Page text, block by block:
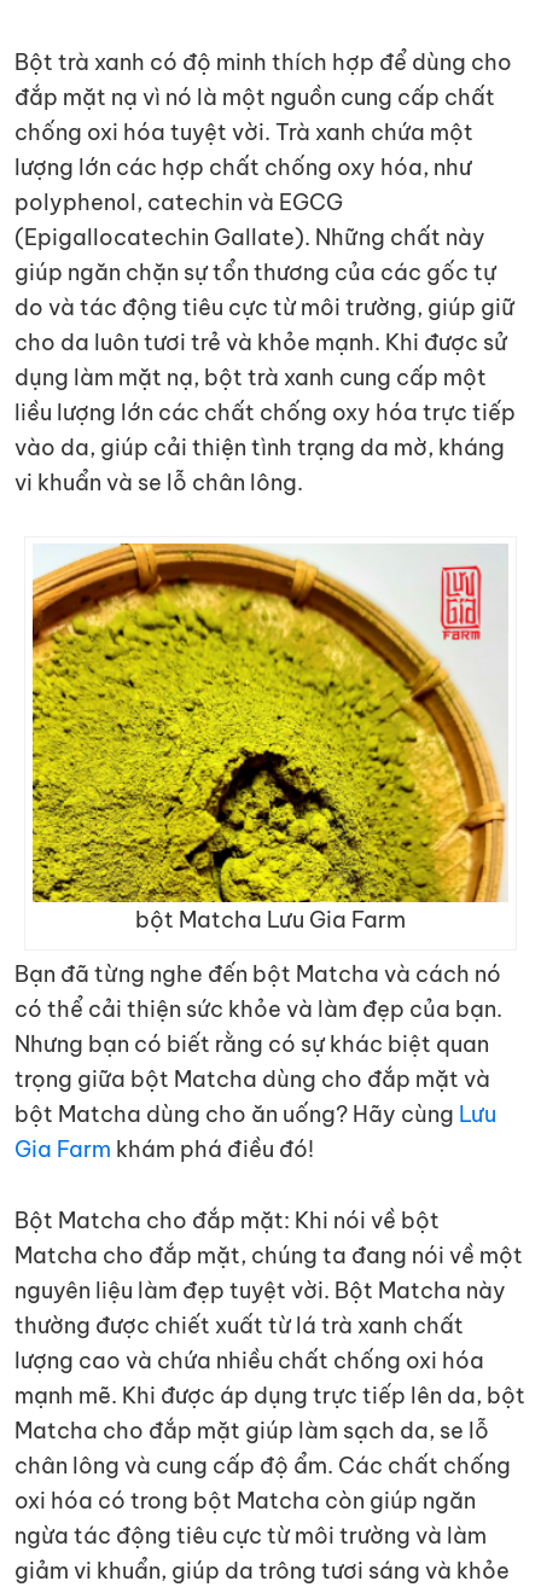
Bột trà xanh có độ minh thích hợp để dùng cho
đắp mặt nạ vì nó là một nguồn cung cấp chất
chống oxi hóa tuyệt vời. Trà xanh chứa một
lượng lớn các hợp chất chống oxy hóa, như
polyphenol, catechin và EGCG
(Epigallocatechin Gallate). Những chất này
giúp ngăn chặn sự tổn thương của các gốc tự
do và tác động tiêu cực từ môi trường, giúp giữ
cho da luôn tươi trẻ và khỏe mạnh. Khi được sử
dụng làm mặt nạ, bột trà xanh cung cấp một
liều lượng lớn các chất chống oxy hóa trực tiếp
vào da, giúp cải thiện tình trạng da mờ, kháng
vi khuẩn và se lỗ chân lông.
bột Matcha Lưu Gia Farm
Bạn đã từng nghe đến bột Matcha và cách nó
có thể cải thiện sức khỏe và làm đẹp của bạn.
Nhưng bạn có biết rằng có sự khác biệt quan
trọng giữa bột Matcha dùng cho đắp mặt và
bột Matcha dùng cho ăn uống? Hãy cùng Lưu
Gia Farm khám phá điều đó!
Bột Matcha cho đắp mặt: Khi nói về bột
Matcha cho đắp mặt, chúng ta đang nói về một
nguyên liệu làm đẹp tuyệt vời. Bột Matcha này
thường được chiết xuất từ lá trà xanh chất
lượng cao và chứa nhiều chất chống oxi hóa
mạnh mẽ. Khi được áp dụng trực tiếp lên da, bột
Matcha cho đắp mặt giúp làm sạch da, se lỗ
chân lông và cung cấp độ ẩm. Các chất chống
oxi hóa có trong bột Matcha còn giúp ngăn
ngừa tác động tiêu cực từ môi trường và làm
giảm vi khuẩn, giúp da trông tươi sáng và khỏe